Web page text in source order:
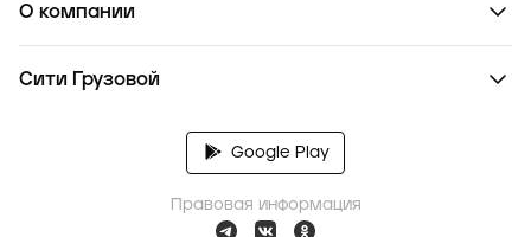
О компании
Сити Грузовой
Google Play
Правовая информация